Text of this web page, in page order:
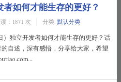
如何才能生存的更好？
：1871 次 分类: 默认分类
）独立开发者如何才能生存的更好？话
自述，深有感悟，分享给大家，希望